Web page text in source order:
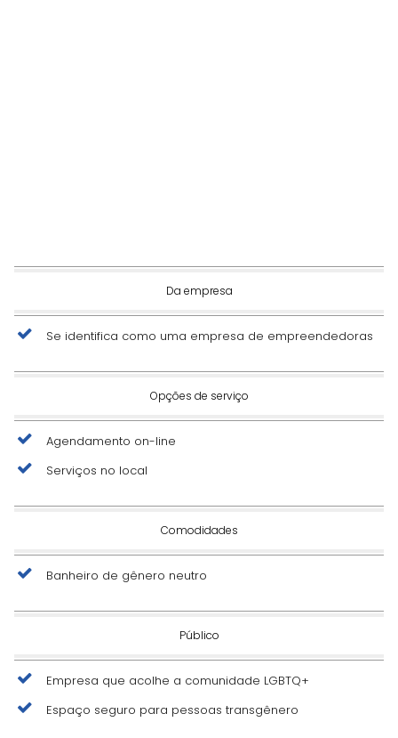
Da empresa
Se identifica como uma empresa de empreendedoras
Opções de serviço
Agendamento on-line
Serviços no local
Comodidades
Banheiro de gênero neutro
Público
Empresa que acolhe a comunidade LGBTQ+
Espaço seguro para pessoas transgênero